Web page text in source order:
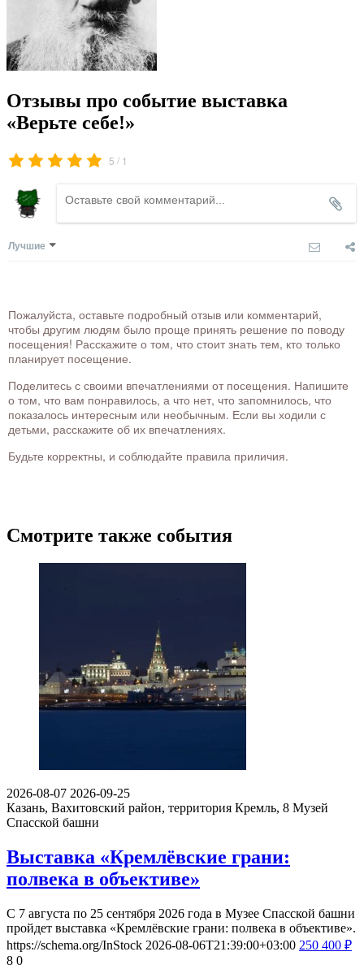
Отзывы про событие выставка
«Верьте себе!»
5 / 1
Лучшие
Пожалуйста, оставьте подробный отзыв или комментарий,
чтобы другим людям было проще принять решение по поводу
посещения! Расскажите о том, что стоит знать тем, кто только
планирует посещение.
Поделитесь с своими впечатлениями от посещения. Напишите
о том, что вам понравилось, а что нет, что запомнилось, что
показалось интересным или необычным. Если вы ходили с
детьми, расскажите об их впечатлениях.
Будьте корректны, и соблюдайте правила приличия.
Смотрите также события
2026-08-07 2026-09-25
Казань, Вахитовский район, территория Кремль, 8 Музей
Спасской башни
Выставка «Кремлёвские грани:
полвека в объективе»
С 7 августа по 25 сентября 2026 года в Музее Спасской башни
пройдет выставка «Кремлёвские грани: полвека в объективе».
https://schema.org/InStock 2026-08-06T21:39:00+03:00 250 400 ₽
8 0